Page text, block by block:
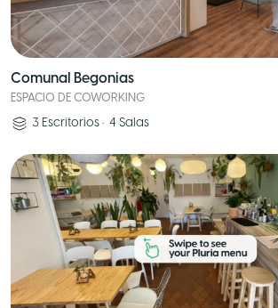
Comunal Begonias
ESPACIO DE COWORKING
3 Escritorios • 4 Salas